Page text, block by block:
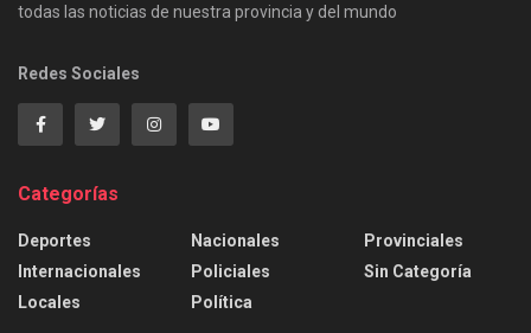
todas las noticias de nuestra provincia y del mundo
Redes Sociales
Categorías
Deportes
Internacionales
Locales
Nacionales
Policiales
Política
Provinciales
Sin Categoría